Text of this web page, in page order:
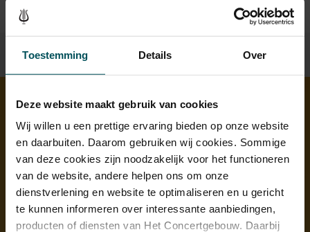
Toestemming Details Over
Deze website maakt gebruik van cookies
Wij willen u een prettige ervaring bieden op onze website
en daarbuiten. Daarom gebruiken wij cookies. Sommige
van deze cookies zijn noodzakelijk voor het functioneren
van de website, andere helpen ons om onze
dienstverlening en website te optimaliseren en u gericht
te kunnen informeren over interessante aanbiedingen,
producten of diensten van Het Concertgebouw. Daarbij
Ontdek meer